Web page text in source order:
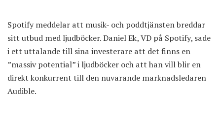
Spotify meddelar att musik- och poddtjänsten breddar
sitt utbud med ljudböcker. Daniel Ek, VD på Spotify, sade
i ett uttalande till sina investerare att det finns en
”massiv potential” i ljudböcker och att han vill blir en
direkt konkurrent till den nuvarande marknadsledaren
Audible.